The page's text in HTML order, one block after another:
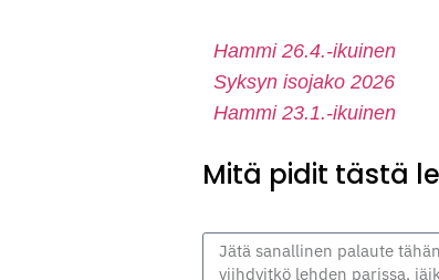
Hammi 26.4.-ikuinen
Syksyn isojako 2026
Hammi 23.1.-ikuinen
Mitä pidit tästä